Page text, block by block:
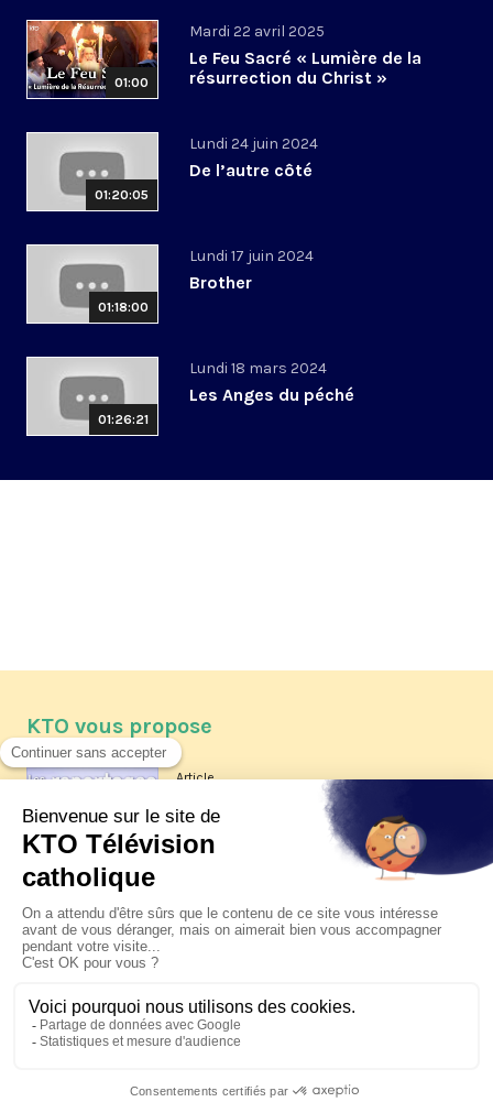
01:00
Mardi 22 avril 2025
Le Feu Sacré « Lumière de la
résurrection du Christ »
01:20:05
Lundi 24 juin 2024
De l’autre côté
01:18:00
Lundi 17 juin 2024
Brother
01:26:21
Lundi 18 mars 2024
Les Anges du péché
KTO vous propose
Article
Les reportages d'été 2026 de KTO
La visite pastorale du pape Léon
XIV à Assise à suivre sur KTO le
jeudi 6 août
Le pape en Uruguay, Argentine et
Pérou du 6 au 17 novembre 2026